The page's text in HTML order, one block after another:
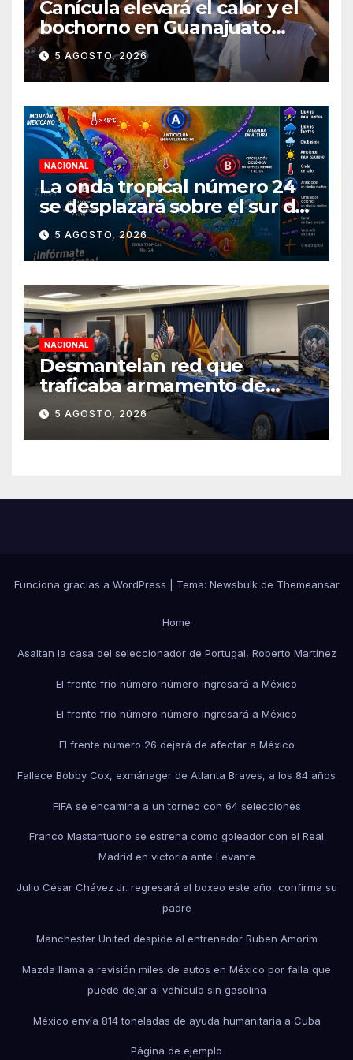
Canícula elevará el calor y el
bochorno en Guanajuato
durante agosto
5 AGOSTO, 2026
NACIONAL
La onda tropical número 24
se desplazará sobre el sur del
territorio nacional
5 AGOSTO, 2026
NACIONAL
Desmantelan red que
traficaba armamento de
Arizona a México
5 AGOSTO, 2026
Funciona gracias a WordPress Tema: Newsbulkde Themeansar
Home
Asaltan la casa del seleccionador de Portugal, Roberto Martínez
El frente frío número número ingresará a México
El frente frío número número ingresará a México
El frente número 26 dejará de afectar a México
Fallece Bobby Cox, exmánager de Atlanta Braves, a los 84 años
FIFA se encamina a un torneo con 64 selecciones
Franco Mastantuono se estrena como goleador con el Real
Madrid en victoria ante Levante
Julio César Chávez Jr. regresará al boxeo este año, confirma su
padre
Manchester United despide al entrenador Ruben Amorim
Mazda llama a revisión miles de autos en México por falla que
puede dejar al vehículo sin gasolina
México envía 814 toneladas de ayuda humanitaria a Cuba
Página de ejemplo